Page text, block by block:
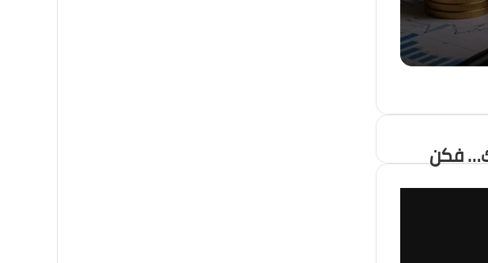
رسالة قوة من الاقتصاد المصري.. صافي الاحتياطي الأجنبي يسجل قفزة تاريخية ويصل إلى 56.29 مليار دولار بنهاية يوليو
فكن